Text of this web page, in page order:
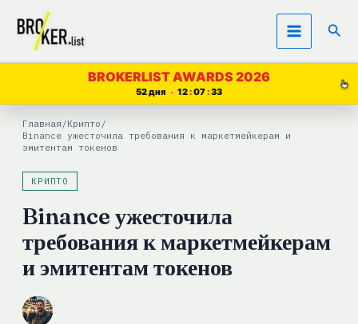
Перейти
содержимому
BROKERLIST AWARDS 2026
52 дня 12 07 32
Главная /Крипто /
Binance ужесточила требования к маркетмейкерам и
эмитентам токенов
КРИПТО
Binance ужесточила
требования к маркетмейкерам
и эмитентам токенов